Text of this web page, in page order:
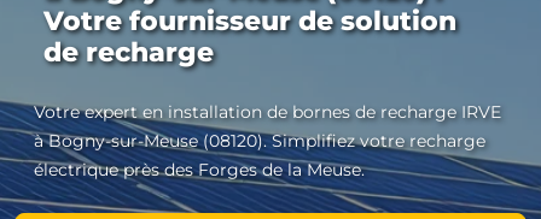
Votre fournisseur de solution
de recharge
Votre expert en installation de bornes de recharge IRVE
à Bogny-sur-Meuse (08120). Simplifiez votre recharge
électrique près des Forges de la Meuse.